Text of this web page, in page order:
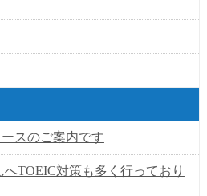
スのご案内です
TOEIC対策も多く行っており